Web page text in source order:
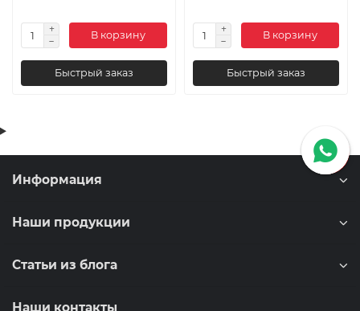
В корзину
Быстрый заказ
В корзину
Быстрый заказ
Информация
Наши продукции
Статьи из блога
Наши контакты